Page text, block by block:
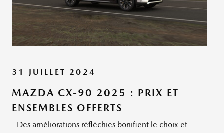
31 JUILLET 2024
MAZDA CX-90 2025 : PRIX ET
ENSEMBLES OFFERTS
- Des améliorations réfléchies bonifient le choix et